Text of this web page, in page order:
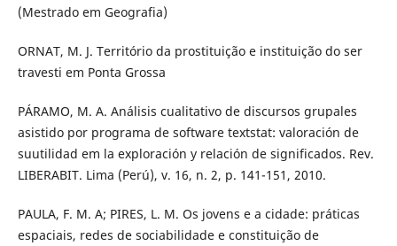
(Mestrado em Geografia)
ORNAT, M. J. Território da prostituição e instituição do ser
travesti em Ponta Grossa
PÁRAMO, M. A. Análisis cualitativo de discursos grupales
asistido por programa de software textstat: valoración de
suutilidad em la exploración y relación de significados. Rev.
LIBERABIT. Lima (Perú), v. 16, n. 2, p. 141-151, 2010.
PAULA, F. M. A; PIRES, L. M. Os jovens e a cidade: práticas
espaciais, redes de sociabilidade e constituição de